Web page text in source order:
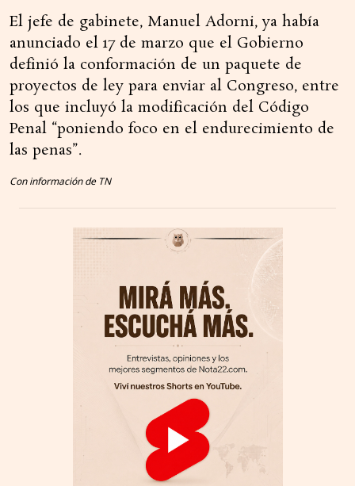
El jefe de gabinete, Manuel Adorni, ya había
anunciado el 17 de marzo que el Gobierno
definió la conformación de un paquete de
proyectos de ley para enviar al Congreso, entre
los que incluyó la modificación del Código
Penal “poniendo foco en el endurecimiento de
las penas”.
Con información de TN